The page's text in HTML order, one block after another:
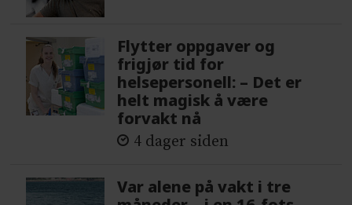
Flytter oppgaver og
frigjør tid for
helsepersonell: – Det er
helt magisk å være
forvakt nå
4 dager siden
Var alene på vakt i tre